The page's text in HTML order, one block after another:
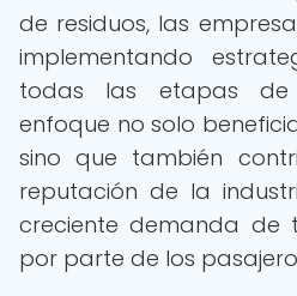
de residuos, las
implementando
todas las etapas de
enfoque no solo
sino que también
reputación de la
creciente demanda de
por parte de los